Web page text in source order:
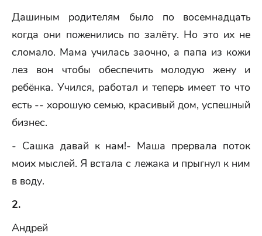
Дашиным родителям было по восемнадцать
когда они поженились по залёту. Но это их не
сломало. Мама училась заочно, а папа из кожи
лез вон чтобы обеспечить молодую жену и
ребёнка. Учился, работал и теперь имеет то что
есть -- хорошую семью, красивый дом, успешный
бизнес.
- Сашка давай к нам!- Маша прервала поток
моих мыслей. Я встала с лежака и прыгнул к ним
в воду.
2.
Андрей